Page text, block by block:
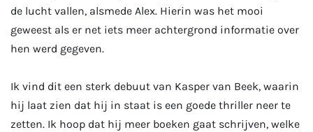
de lucht vallen, alsmede Alex. Hierin was het mooi
geweest als er net iets meer achtergrond informatie over
hen werd gegeven.
Ik vind dit een sterk debuut van Kasper van Beek, waarin
hij laat zien dat hij in staat is een goede thriller neer te
zetten. Ik hoop dat hij meer boeken gaat schrijven, welke